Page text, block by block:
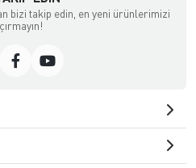
bizi takip edin, en yeni ürünlerimizi